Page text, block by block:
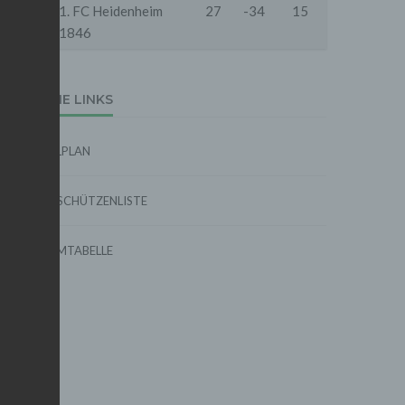
1. FC Heidenheim
1846
27 -34 15
EXTERNE LINKS
SPIELPLAN
TORSCHÜTZENLISTE
FORMTABELLE